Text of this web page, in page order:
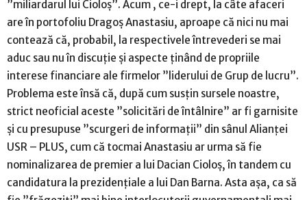
”miliardarul lui Cioloș”. Acum , ce-i drept, la câte afaceri
are în portofoliu Dragoș Anastasiu, aproape că nici nu mai
contează că, probabil, la respectivele întrevederi se mai
aduc sau nu în discuție și aspecte ținând de propriile
interese financiare ale firmelor ”liderului de Grup de lucru”.
Problema este însă că, după cum susțin sursele noastre,
strict neoficial aceste ”solicitări de întâlnire” ar fi garnisite
și cu presupuse ”scurgeri de informații” din sânul Alianței
USR – PLUS, cum că tocmai Anastasiu ar urma să fie
nominalizarea de premier a lui Dacian Cioloș, în tandem cu
candidatura la prezidențiale a lui Dan Barna. Asta așa, ca să